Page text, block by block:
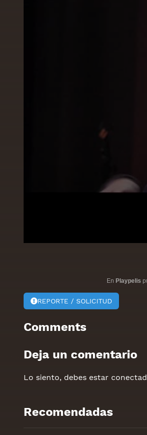
En Playpelis
REPORTE / SOLICITUD
Comments
Deja un comentario
Lo siento, debes estar
Recomendadas